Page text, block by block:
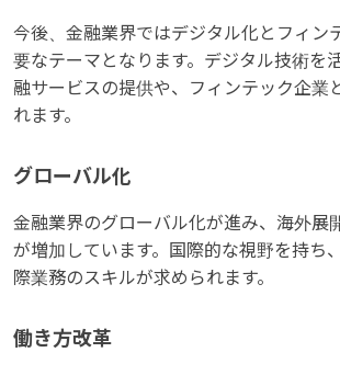
今後、金融業界ではデジタル化とフィン
要なテーマとなります。デジタル技術を
融サービスの提供や、フィンテック企業
れます。
グローバル化
金融業界のグローバル化が進み、海外展
が増加しています。国際的な視野を持ち
際業務のスキルが求められます。
働き方改革